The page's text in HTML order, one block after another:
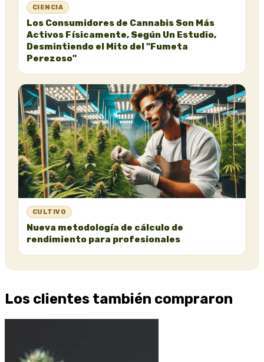
CIENCIA
Los Consumidores de Cannabis Son Más
Activos Físicamente, Según Un Estudio,
Desmintiendo el Mito del "Fumeta
Perezoso"
CULTIVO
Nueva metodología de cálculo de
rendimiento para profesionales
Los clientes también compraron